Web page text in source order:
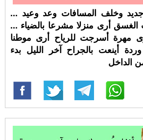
وخلف المسافات وعد وعيد ...
الغسق أرى منزلا مشرعا بالضياء ...
مهرة أسرجت للرياح أرى موطنا
وردة أينعت بالجراح آخر الليل بدء
الداخل